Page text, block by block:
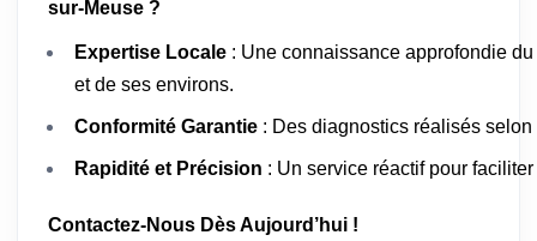
sur-Meuse ?
Expertise Locale : Une connaissance approfondie
et de ses environs.
Conformité Garantie : Des diagnostics réalisés
Rapidité et Précision : Un service réactif pour
Contactez-Nous Dès Aujourd’hui !